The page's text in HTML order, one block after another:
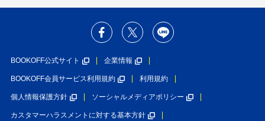
BOOKOFF公式サイト 企業情報
BOOKOFF会員サービス利用規約 利用規約
個人情報保護方針 ソーシャルメディアポリシー
カスタマーハラスメントに対する基本方針